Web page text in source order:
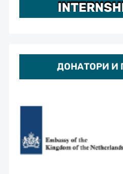
ДОНАТОРИ И